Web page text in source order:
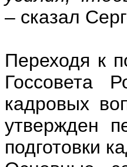
– сказал
Переходя к
Госсовета
кадровых
утвержден
подготовки